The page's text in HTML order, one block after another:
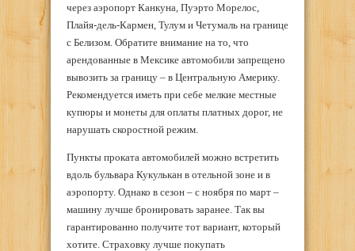
через аэропорт Канкуна, Пуэрто Морелос,
Плайя-дель-Кармен, Тулум и Четумаль на границе
с Белизом. Обратите внимание на то, что
арендованные в Мексике автомобили запрещено
вывозить за границу – в Центральную Америку.
Рекомендуется иметь при себе мелкие местные
купюры и монеты для оплаты платных дорог, не
нарушать скоростной режим.
Пункты проката автомобилей можно встретить
вдоль бульвара Кукулькан в отельной зоне и в
аэропорту. Однако в сезон – с ноября по март –
машину лучше бронировать заранее. Так вы
гарантированно получите тот вариант, который
хотите. Страховку лучше покупать